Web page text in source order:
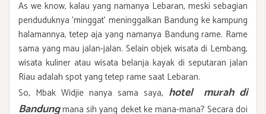
As we know, kalau yang namanya Lebaran, meski sebagian
penduduknya 'minggat' meninggalkan Bandung ke kampung
halamannya, tetep aja yang namanya Bandung rame. Rame
sama yang mau jalan-jalan. Selain objek wisata di Lembang,
wisata kuliner atau wisata belanja kayak di seputaran jalan
Riau adalah spot yang tetep rame saat Lebaran.
So, Mbak Widjie nanya sama saya, hotel murah di
Bandungmana sih yang deket ke mana-mana? Secara doi